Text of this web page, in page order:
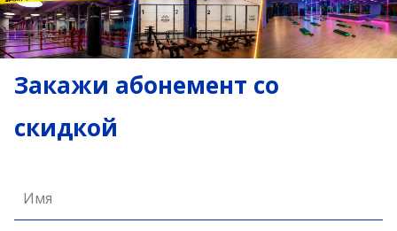
Закажи абонемент со
скидкой
Имя